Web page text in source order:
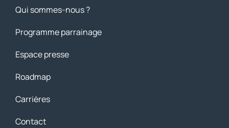
Qui sommes-nous ?
Programme parrainage
Espace presse
Roadmap
Carrières
Contact